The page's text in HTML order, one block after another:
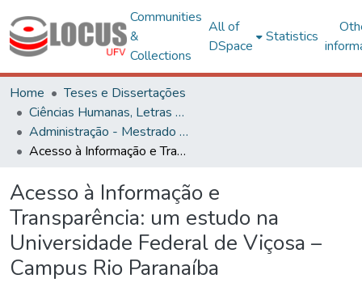
Communities
&
Collections
All of
DSpace
Statistics
Home
Teses e Dissertações
Ciências Humanas, Letras e Artes
Administração - Mestrado Profissional
Acesso à Informação e Transparência: um estudo na Universidade Federal de Viçosa – Campus Rio Paranaíba
Acesso à Informação e
Transparência: um estudo na
Universidade Federal de Viçosa –
Campus Rio Paranaíba